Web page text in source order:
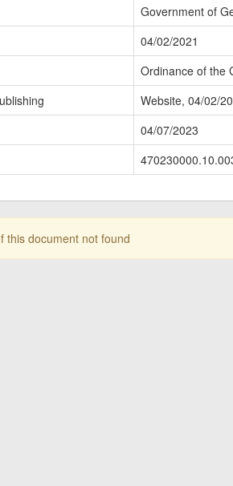
Government of
04/02/2021
Ordinance of the
Website, 04/02/
04/07/2023
this document not found